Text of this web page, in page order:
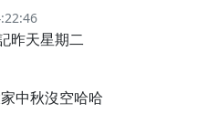
昨天星期二
中秋沒空哈哈